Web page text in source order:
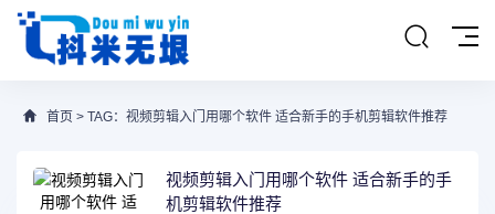
首页 > TAG：视频剪辑入门用哪个软件 适合新手的手机剪辑软件推荐
视频剪辑入门用哪个软件 适合新手的手
机剪辑软件推荐